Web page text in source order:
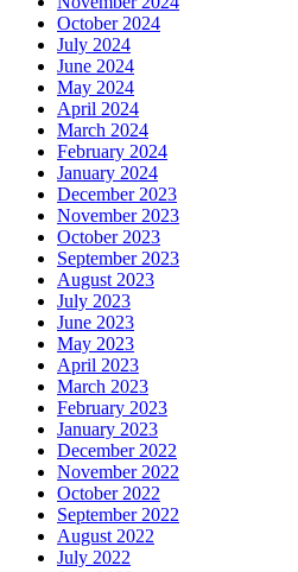
October 2024
July 2024
June 2024
May 2024
April 2024
March 2024
February 2024
January 2024
December 2023
November 2023
October 2023
September 2023
August 2023
July 2023
June 2023
May 2023
April 2023
March 2023
February 2023
January 2023
December 2022
November 2022
October 2022
September 2022
August 2022
July 2022